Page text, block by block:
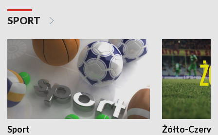
SPORT
Sport Żółto-